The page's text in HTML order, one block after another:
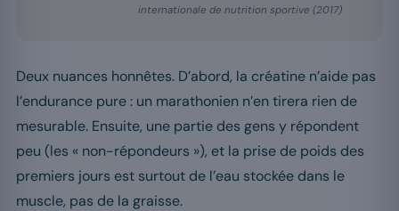
internationale de nutrition sportive (2017)
Deux nuances honnêtes. D’abord, la créatine n’aide pas
l’endurance pure : un marathonien n’en tirera rien de
mesurable. Ensuite, une partie des gens y répondent
peu (les « non-répondeurs »), et la prise de poids des
premiers jours est surtout de l’eau stockée dans le
muscle, pas de la graisse.